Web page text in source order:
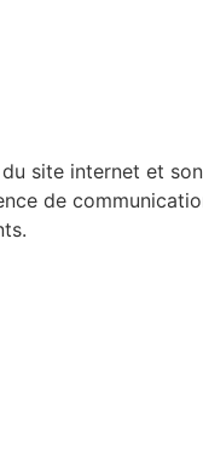
site internet et
de